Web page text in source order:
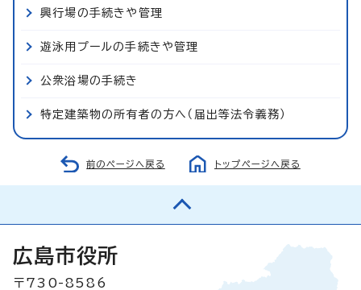
興行場の手続きや管理
遊泳用プールの手続きや管理
公衆浴場の手続き
特定建築物の所有者の方へ（届出等法令義務）
前のページへ戻る トップページへ戻る
広島市役所
〒730-8586